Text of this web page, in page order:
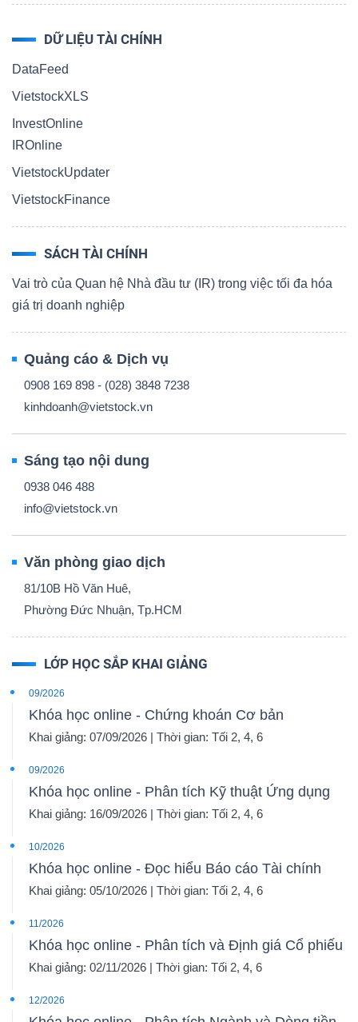
DỮ LIỆU TÀI CHÍNH
DataFeed
VietstockXLS
InvestOnline
IROnline
VietstockUpdater
VietstockFinance
SÁCH TÀI CHÍNH
Vai trò của Quan hệ Nhà đầu tư (IR) trong việc tối đa hóa
giá trị doanh nghiệp
Quảng cáo & Dịch vụ
0908 169 898 - (028) 3848 7238
kinhdoanh@vietstock.vn
Sáng tạo nội dung
0938 046 488
info@vietstock.vn
Văn phòng giao dịch
81/10B Hồ Văn Huê,
Phường Đức Nhuận, Tp.HCM
LỚP HỌC SẮP KHAI GIẢNG
09/2026
Khóa học online - Chứng khoán Cơ bản
Khai giảng: 07/09/2026 | Thời gian: Tối 2, 4, 6
09/2026
Khóa học online - Phân tích Kỹ thuật Ứng dụng
Khai giảng: 16/09/2026 | Thời gian: Tối 2, 4, 6
10/2026
Khóa học online - Đọc hiểu Báo cáo Tài chính
Khai giảng: 05/10/2026 | Thời gian: Tối 2, 4, 6
11/2026
Khóa học online - Phân tích và Định giá Cổ phiếu
Khai giảng: 02/11/2026 | Thời gian: Tối 2, 4, 6
12/2026